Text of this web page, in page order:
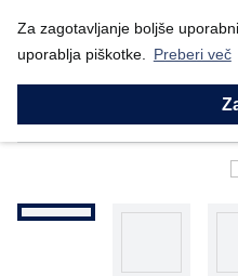
Za zagotavljanje boljše
uporablja piškotke.
Preberi več
NazajDomov Prodajni